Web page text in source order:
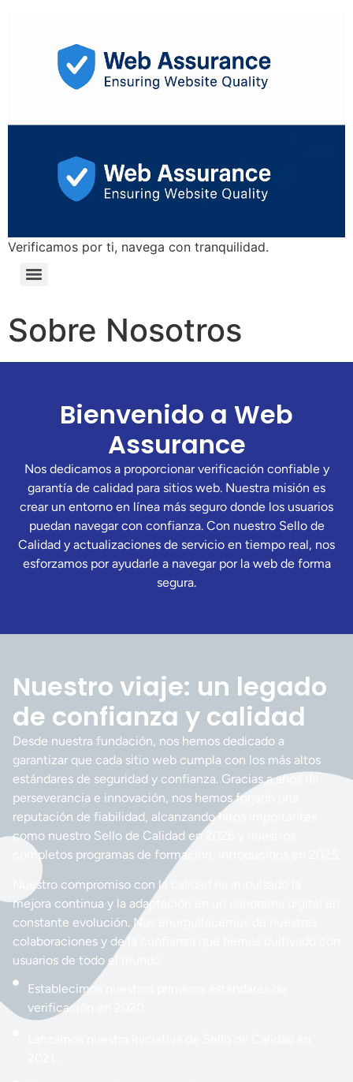
Verificamos por ti, navega con tranquilidad.
Sobre Nosotros
Bienvenido a Web
Assurance
Nos dedicamos a proporcionar verificación confiable y
garantía de calidad para sitios web. Nuestra misión es
crear un entorno en línea más seguro donde los usuarios
puedan navegar con confianza. Con nuestro Sello de
Calidad y actualizaciones de servicio en tiempo real, nos
esforzamos por ayudarle a navegar por la web de forma
segura.
Nuestro viaje: un legado
de confianza y calidad
Desde nuestra fundación, nos hemos dedicado a
garantizar que cada sitio web cumpla con los más altos
estándares de seguridad y confianza. Gracias a años de
perseverancia e innovación, nos hemos forjado una
reputación de fiabilidad, alcanzando hitos importantes
como nuestro Sello de Calidad en 2025 y nuestros
completos programas de formación, introducidos en 2025.
Nuestro compromiso con la calidad ha impulsado la
mejora continua y la adaptación en un panorama digital en
constante evolución. Nos enorgullecemos de nuestras
colaboraciones y de la confianza que hemos cultivado con
usuarios de todo el mundo.
Establecimos nuestros primeros estándares de
verificación en 2020.